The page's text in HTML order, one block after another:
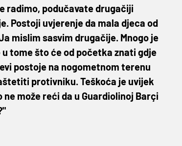
radimo, podučavate drugačiji
Postoji uvjerenje da mala djeca od
mislim sasvim drugačije. Mnogo je
tome što će od početka znati gdje
postoje na nogometnom terenu
protivniku. Teškoća je uvijek
može reći da u Guardiolinoj Barçi